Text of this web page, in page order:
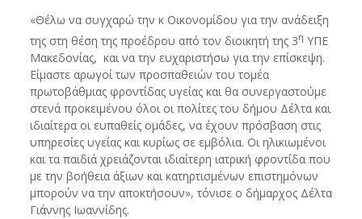
«Θέλω να συγχαρώ την κ Οικονομίδου για την ανάδειξη
της στη θέση της προέδρου από τον διοικητή της 3η ΥΠΕ
Μακεδονίας, και να την ευχαριστήσω για την επίσκεψη.
Είμαστε αρωγοί των προσπαθειών του τομέα
πρωτοβάθμιας φροντίδας υγείας και θα συνεργαστούμε
στενά προκειμένου όλοι οι πολίτες του δήμου Δέλτα και
ιδιαίτερα οι ευπαθείς ομάδες, να έχουν πρόσβαση στις
υπηρεσίες υγείας και κυρίως σε εμβόλια. Οι ηλικιωμένοι
και τα παιδιά χρειάζονται ιδιαίτερη ιατρική φροντίδα που
με την βοήθεια άξιων και κατηρτισμένων επιστημόνων
μπορούν να την αποκτήσουν», τόνισε ο δήμαρχος Δέλτα
Γιάννης Ιωαννίδης.